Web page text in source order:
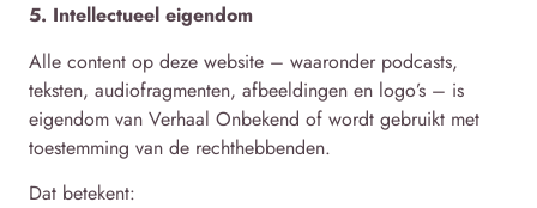
5. Intellectueel eigendom
Alle content op deze website – waaronder podcasts,
teksten, audiofragmenten, afbeeldingen en logo’s – is
eigendom van Verhaal Onbekend of wordt gebruikt met
toestemming van de rechthebbenden.
Dat betekent: